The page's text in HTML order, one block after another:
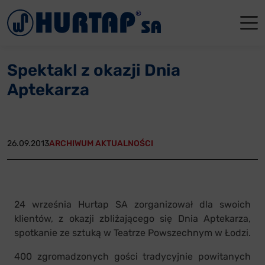
Spektakl z okazji Dnia
Aptekarza
26.09.2013ARCHIWUM AKTUALNOŚCI
24 września Hurtap SA zorganizował dla swoich
klientów, z okazji zbliżającego się Dnia Aptekarza,
spotkanie ze sztuką w Teatrze Powszechnym w Łodzi.
400 zgromadzonych gości tradycyjnie powitanych
Menu
Aktualności
Reklamacje
Kontakt